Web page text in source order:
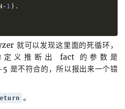
- 1 ) .
就可以发现这里面的死循环，
定义推断出 fact 的参数是
不符合的，所以报出来一个错
。